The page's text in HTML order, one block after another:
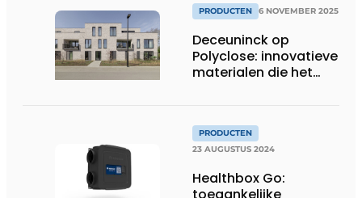
PRODUCTEN 6 NOVEMBER 2025
Deceuninck op
Polyclose: innovatieve
materialen die het
PRODUCTEN
23 AUGUSTUS 2024
Healthbox Go: